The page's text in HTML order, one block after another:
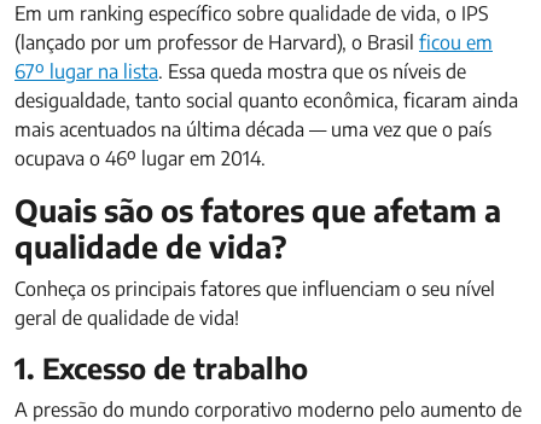
Em um ranking específico sobre qualidade de vida, o IPS
(lançado por um professor de Harvard), o Brasil ficou em
67º lugar na lista. Essa queda mostra que os níveis de
desigualdade, tanto social quanto econômica, ficaram ainda
mais acentuados na última década — uma vez que o país
ocupava o 46º lugar em 2014.
Quais são os fatores que afetam a
qualidade de vida?
Conheça os principais fatores que influenciam o seu nível
geral de qualidade de vida!
1. Excesso de trabalho
A pressão do mundo corporativo moderno pelo aumento de